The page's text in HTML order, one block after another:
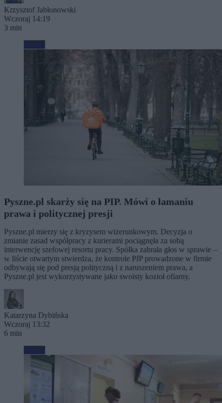
Krzysztof Jabłonowski
Wczoraj 14:19
3 min
Biznes
Pyszne.pl skarży się na PIP. Mówi o łamaniu
prawa i politycznej presji
Pyszne.pl mierzy się z kryzysem wizerunkowym. Decyzja o
zmianie zasad współpracy z kurierami pociągnęła za sobą
interwencję szefowej resortu pracy. Spółka zabrała głos w sprawie –
w liście otwartym stwierdza, że kontrole PIP prowadzone w firmie
odbywają się pod presją polityczną i z naruszeniem prawa, a
Pyszne.pl jest wykorzystywane jako swoisty kozioł ofiarny.
Katarzyna Dybińska
Wczoraj 13:32
6 min
Biznes